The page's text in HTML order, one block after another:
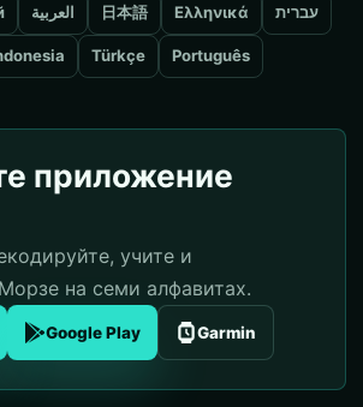
العربية 日本語 Ελληνικά עברית
Türkçe Português
приложение
учите и
на семи алфавитах.
Google Play Garmin